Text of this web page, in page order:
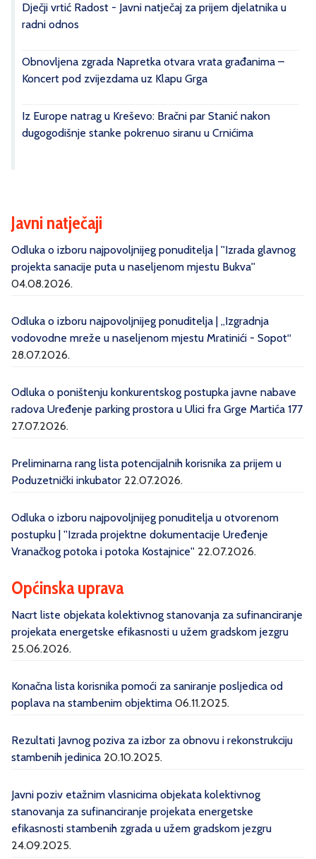
Dječji vrtić Radost - Javni natječaj za prijem djelatnika u
radni odnos
Obnovljena zgrada Napretka otvara vrata građanima –
Koncert pod zvijezdama uz Klapu Grga
Iz Europe natrag u Kreševo: Bračni par Stanić nakon
dugogodišnje stanke pokrenuo siranu u Crnićima
Javni natječaji
Odluka o izboru najpovoljnijeg ponuditelja | ''Izrada glavnog
projekta sanacije puta u naseljenom mjestu Bukva''
04.08.2026.
Odluka o izboru najpovoljnijeg ponuditelja | „Izgradnja
vodovodne mreže u naseljenom mjestu Mratinići - Sopot“
28.07.2026.
Odluka o poništenju konkurentskog postupka javne nabave
radova Uređenje parking prostora u Ulici fra Grge Martića 177
27.07.2026.
Preliminarna rang lista potencijalnih korisnika za prijem u
Poduzetnički inkubator 22.07.2026.
Odluka o izboru najpovoljnijeg ponuditelja u otvorenom
postupku | ''Izrada projektne dokumentacije Uređenje
Vranačkog potoka i potoka Kostajnice'' 22.07.2026.
Općinska uprava
Nacrt liste objekata kolektivnog stanovanja za sufinanciranje
projekata energetske efikasnosti u užem gradskom jezgru
25.06.2026.
Konačna lista korisnika pomoći za saniranje posljedica od
poplava na stambenim objektima 06.11.2025.
Rezultati Javnog poziva za izbor za obnovu i rekonstrukciju
stambenih jedinica 20.10.2025.
Javni poziv etažnim vlasnicima objekata kolektivnog
stanovanja za sufinanciranje projekata energetske
efikasnosti stambenih zgrada u užem gradskom jezgru
24.09.2025.